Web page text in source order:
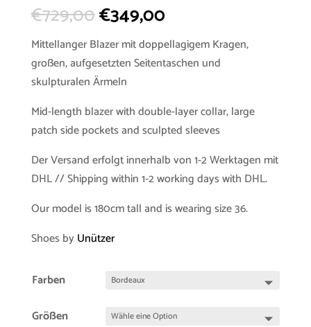
€729,00€349,00
Mittellanger Blazer mit doppellagigem Kragen,
großen, aufgesetzten Seitentaschen und
skulpturalen Ärmeln
Mid-length blazer with double-layer collar, large
patch side pockets and sculpted sleeves
Der Versand erfolgt innerhalb von 1-2 Werktagen mit
DHL // Shipping within 1-2 working days with DHL.
Our model is 180cm tall and is wearing size 36.
Shoes byUnützer
Farben
Größen